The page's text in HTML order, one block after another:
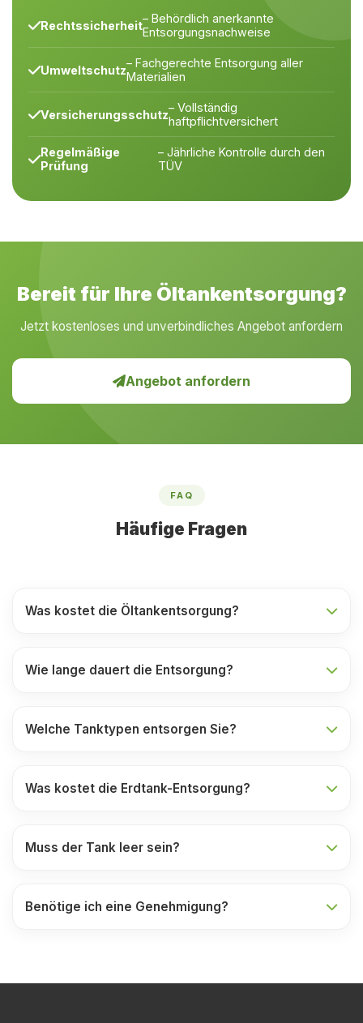
Rechtssicherheit– Behördlich anerkannte
Entsorgungsnachweise
Umweltschutz– Fachgerechte Entsorgung aller
Materialien
Versicherungsschutz– Vollständig
haftpflichtversichert
Regelmäßige
Prüfung
– Jährliche Kontrolle durch den
TÜV
Bereit für Ihre Öltankentsorgung?
Jetzt kostenloses und unverbindliches Angebot anfordern
Angebot anfordern
FAQ
Häufige Fragen
Was kostet die Öltankentsorgung?
Wie lange dauert die Entsorgung?
Welche Tanktypen entsorgen Sie?
Was kostet die Erdtank-Entsorgung?
Muss der Tank leer sein?
Benötige ich eine Genehmigung?